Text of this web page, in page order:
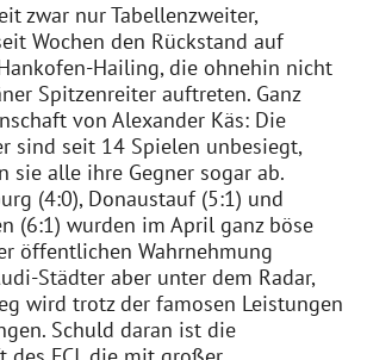
zwar nur Tabellenzweiter,
Wochen den Rückstand auf
Hailing, die ohnehin nicht
Spitzenreiter auftreten. Ganz
von Alexander Käs: Die
sind seit 14 Spielen unbesiegt,
sie alle ihre Gegner sogar ab.
(4:0), Donaustauf (5:1) und
(6:1) wurden im April ganz böse
öffentlichen Wahrnehmung
Städter aber unter dem Radar,
wird trotz der famosen Leistungen
Schuld daran ist die